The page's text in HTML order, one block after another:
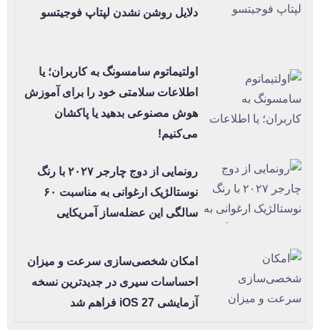
دلایل روشن نشدن لپتاپ فوجیتسو
اولتیماتوم سامسونگ به کاربران؛ یا
اطلاعات سلامتی خود را برای آموزش
هوش مصنوعی بدهید یا پاکشان
می‌کنیم!
رونمایی از دوج چارجر ۲۰۲۷ با رنگ
نوستالژیک ارغوانی به مناسبت ۶۰
سالگی این عضله‌ساز آمریکایی
امکان شخصی‌سازی سرعت و میزان
احساسات سیری در جدیدترین نسخه
آزمایشی iOS 27 فراهم شد